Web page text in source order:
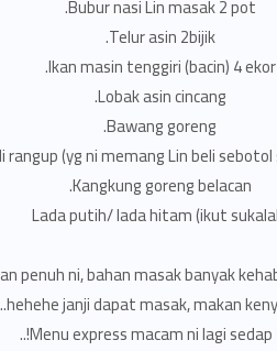
Bubur nasi Lin masak 2 pot.
Telur asin 2bijik.
Ikan masin tenggiri (bacin) 4 ekor.
Lobak asin cincang.
Bawang goreng.
rangup (yg ni memang Lin beli
Kangkung goreng belacan.
Lada putih/ lada hitam (ikut
penuh ni, bahan masak banyak
janji dapat masak, makan
Menu express macam ni lagi sedap